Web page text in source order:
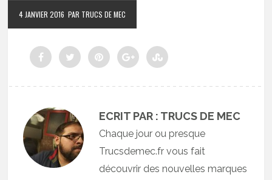
4 JANVIER 2016 PAR TRUCS DE MEC
ECRIT PAR : TRUCS DE MEC
Chaque jour ou presque
Trucsdemec.fr vous fait
découvrir des nouvelles marques